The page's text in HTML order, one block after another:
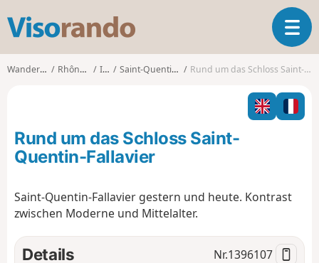
s
o
o
T
o
g
l
n
a
o
Wanderungen Rhône-Alpes Isère Saint-Quentin-Fallavier Rund um das Schloss Saint-Quentin-Fallavier
Rund um das Schloss Saint-
Quentin-Fallavier
Saint-Quentin-Fallavier gestern und heute. Kontrast
zwischen Moderne und Mittelalter.
Details Nr.1396107